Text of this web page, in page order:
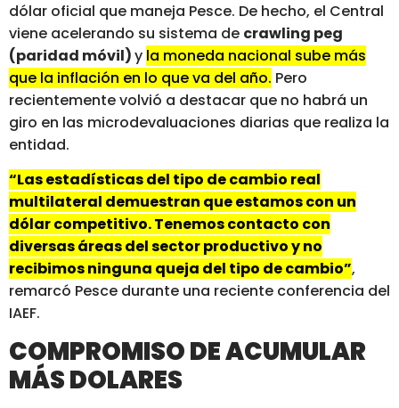
dólar oficial que maneja Pesce. De hecho, el Central
viene acelerando su sistema de crawling peg
(paridad móvil)y la moneda nacional sube más
que la inflación en lo que va del año. Pero
recientemente volvió a destacar que no habrá un
giro en las microdevaluaciones diarias que realiza la
entidad.
“Las estadísticas del tipo de cambio real
multilateral demuestran que estamos con un
dólar competitivo. Tenemos contacto con
diversas áreas del sector productivo y no
recibimos ninguna queja del tipo de cambio”,
remarcó Pesce durante una reciente conferencia del
IAEF.
COMPROMISO DE ACUMULAR
MÁS DOLARES